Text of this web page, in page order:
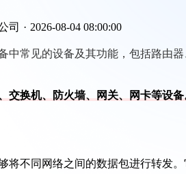
司 · 2026-08-04 08:00:00
中常见的设备及其功能，包括路由器
交换机、防火墙、网关、网卡等设备
将不同网络之间的数据包进行转发